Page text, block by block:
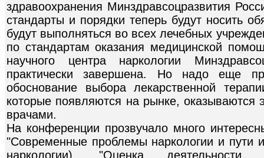
здравоохранения Минздравсоцразвития
стандарты и порядки теперь будут носить
будут выполняться во всех лечебных
по стандартам оказания медицинской
научного центра наркологии
практически завершена. Но надо еще
обоснование выбора лекарственной
которые появляются на рынке,
врачами.
На конференции прозвучало много
"Современные проблемы наркологии и
наркологии), "Оценка